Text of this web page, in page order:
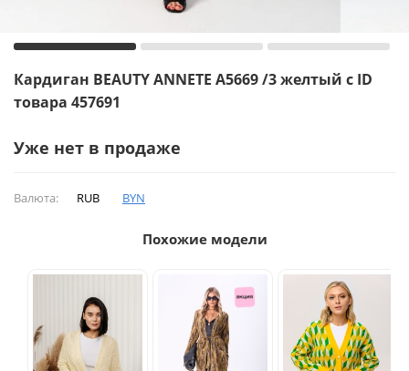
Кардиган BEAUTY ANNETE A5669 /3 желтый с ID
товара 457691
Уже нет в продаже
Валюта: RUB BYN
Похожие модели